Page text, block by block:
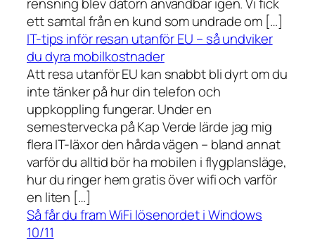
ett samtal från en kund som undrade om […]
IT-tips inför resan utanför EU – så undviker
du dyra mobilkostnader
Att resa utanför EU kan snabbt bli dyrt om du
inte tänker på hur din telefon och
uppkoppling fungerar. Under en
semestervecka på Kap Verde lärde jag mig
flera IT-läxor den hårda vägen – bland annat
varför du alltid bör ha mobilen i flygplansläge,
hur du ringer hem gratis över wifi och varför
en liten […]
Så får du fram WiFi lösenordet i Windows
10/11